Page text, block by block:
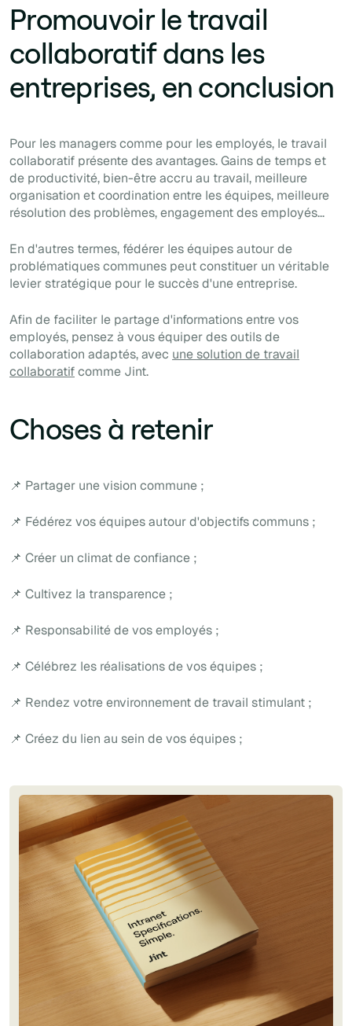
Promouvoir le travail
collaboratif dans les
entreprises, en conclusion
Pour les managers comme pour les employés, le travail
collaboratif présente des avantages. Gains de temps et
de productivité, bien-être accru au travail, meilleure
organisation et coordination entre les équipes, meilleure
résolution des problèmes, engagement des employés...
En d'autres termes, fédérer les équipes autour de
problématiques communes peut constituer un véritable
levier stratégique pour le succès d'une entreprise.
Afin de faciliter le partage d'informations entre vos
employés, pensez à vous équiper des outils de
collaboration adaptés, avec une solution de travail
collaboratifcomme Jint.
Choses à retenir
📌 Partager une vision commune ;
📌 Fédérez vos équipes autour d'objectifs communs ;
📌 Créer un climat de confiance ;
📌 Cultivez la transparence ;
📌 Responsabilité de vos employés ;
📌 Célébrez les réalisations de vos équipes ;
📌 Rendez votre environnement de travail stimulant ;
📌 Créez du lien au sein de vos équipes ;